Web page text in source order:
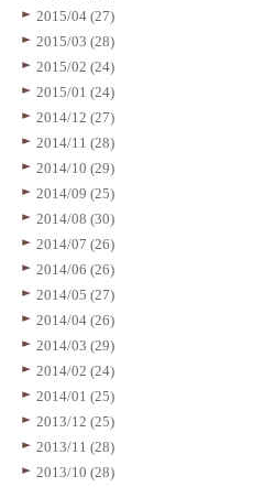
2015/04 (27)
2015/03 (28)
2015/02 (24)
2015/01 (24)
2014/12 (27)
2014/11 (28)
2014/10 (29)
2014/09 (25)
2014/08 (30)
2014/07 (26)
2014/06 (26)
2014/05 (27)
2014/04 (26)
2014/03 (29)
2014/02 (24)
2014/01 (25)
2013/12 (25)
2013/11 (28)
2013/10 (28)